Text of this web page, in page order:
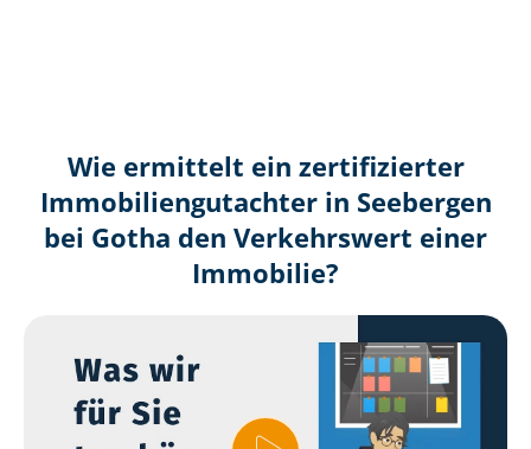
Wie ermittelt ein zertifizierter
Immobilien­gutachter in Seebergen
bei Gotha den Verkehrswert einer
Immobilie?